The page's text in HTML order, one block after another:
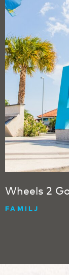
Wheels 2
FAMILJ